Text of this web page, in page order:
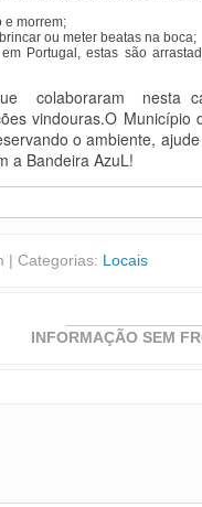
e morrem;
ou meter beatas na boca;
Portugal, estas são
colaboraram nesta
vindouras.O Município
o ambiente,
a Bandeira AzuL!
| Categorias: Locais
INFORMAÇÃO SEM